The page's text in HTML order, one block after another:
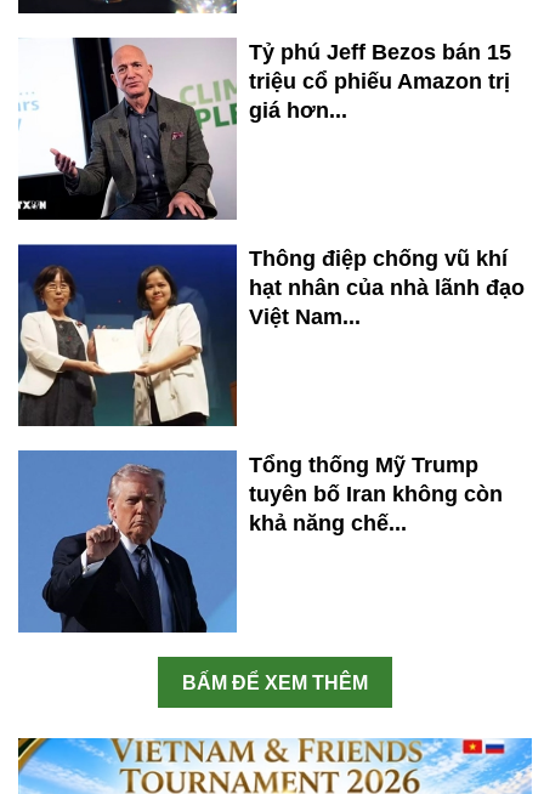
Tỷ phú Jeff Bezos bán 15
triệu cổ phiếu Amazon trị
giá hơn...
Thông điệp chống vũ khí
hạt nhân của nhà lãnh đạo
Việt Nam...
Tổng thống Mỹ Trump
tuyên bố Iran không còn
khả năng chế...
BẤM ĐỂ XEM THÊM